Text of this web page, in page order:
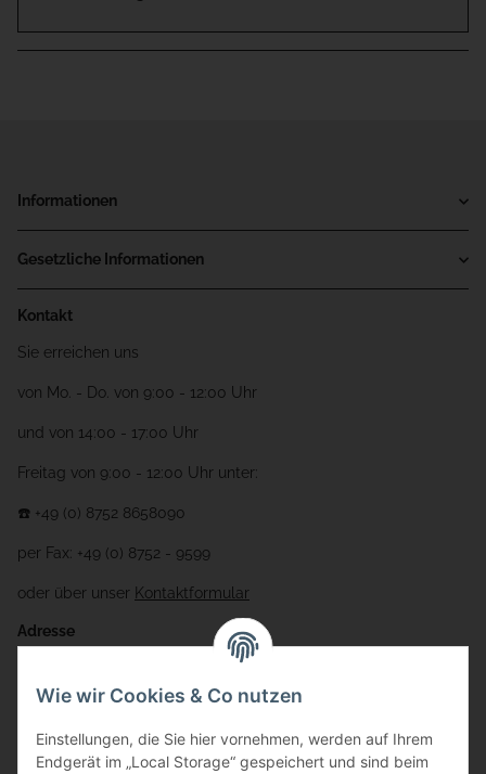
Informationen
Gesetzliche Informationen
Kontakt
Sie erreichen uns
von Mo. - Do. von 9:00 - 12:00 Uhr
und von 14:00 - 17:00 Uhr
Freitag von 9:00 - 12:00 Uhr unter:
☎️ +49 (0) 8752 8658090
per Fax: +49 (0) 8752 - 9599
oder über unser Kontaktformular
Adresse
Gewerbering 17
84072 Au i.d. Hallertau
Wie wir Cookies & Co nutzen
Einstellungen, die Sie hier vornehmen, werden auf Ihrem
Endgerät im „Local Storage“ gespeichert und sind beim